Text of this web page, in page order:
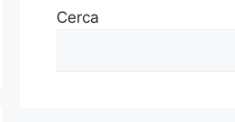
Cerca